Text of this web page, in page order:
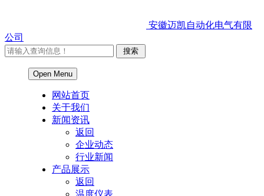
安徽迈凯自动化电气有限
公司
Open Menu
网站首页
关于我们
新闻资讯
返回
企业动态
行业新闻
产品展示
返回
温度仪表